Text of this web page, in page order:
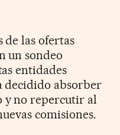
de las ofertas
un sondeo
entidades
decidido absorber
y no repercutir al
comisiones.